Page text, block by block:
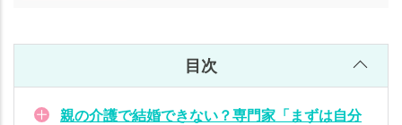
目次
親の介護で結婚できない？専門家「まずは自分
なが